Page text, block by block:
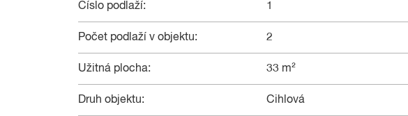
Číslo podlaží: 1
Počet podlaží v objektu: 2
Užitná plocha: 33 m²
Druh objektu: Cihlová